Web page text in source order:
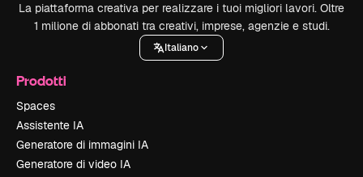
La piattaforma creativa per realizzare i tuoi migliori lavori. Oltre
1 milione di abbonati tra creativi, imprese, agenzie e studi.
Italiano
Prodotti
Spaces
Assistente IA
Generatore di immagini IA
Generatore di video IA